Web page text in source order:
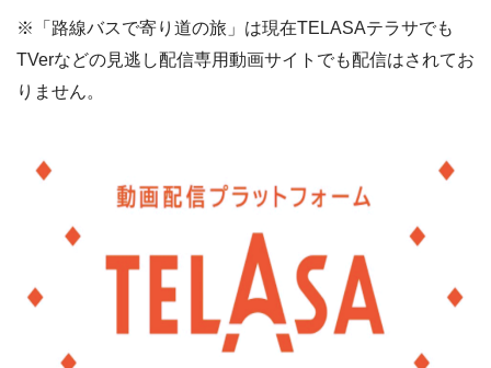
※「路線バスで寄り道の旅」は現在TELASAテラサでも
TVerなどの見逃し配信専用動画サイトでも配信はされてお
りません。